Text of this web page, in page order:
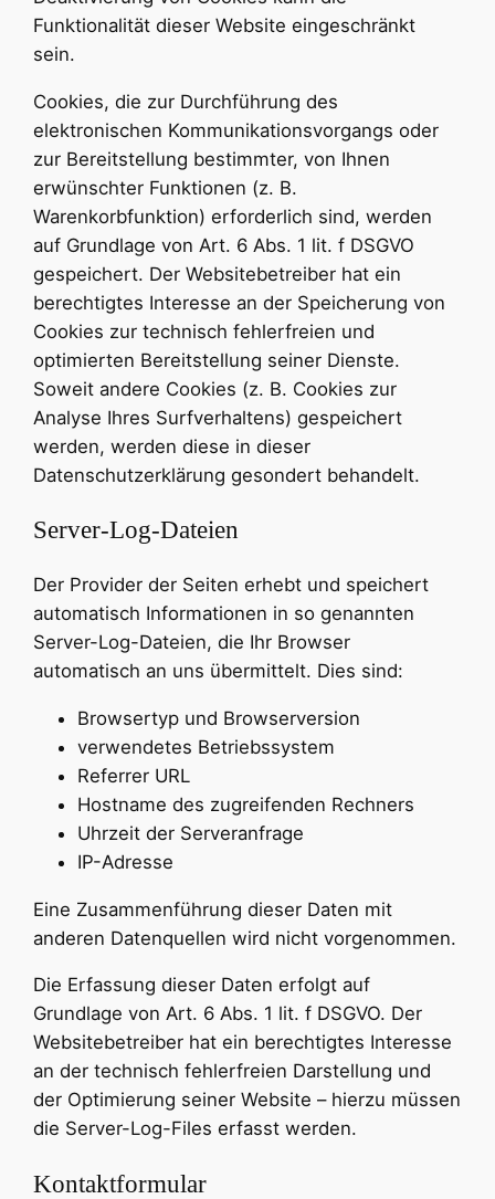
Funktionalität dieser Website eingeschränkt
sein.
Cookies, die zur Durchführung des
elektronischen Kommunikationsvorgangs oder
zur Bereitstellung bestimmter, von Ihnen
erwünschter Funktionen (z. B.
Warenkorbfunktion) erforderlich sind, werden
auf Grundlage von Art. 6 Abs. 1 lit. f DSGVO
gespeichert. Der Websitebetreiber hat ein
berechtigtes Interesse an der Speicherung von
Cookies zur technisch fehlerfreien und
optimierten Bereitstellung seiner Dienste.
Soweit andere Cookies (z. B. Cookies zur
Analyse Ihres Surfverhaltens) gespeichert
werden, werden diese in dieser
Datenschutzerklärung gesondert behandelt.
Server-Log-Dateien
Der Provider der Seiten erhebt und speichert
automatisch Informationen in so genannten
Server-Log-Dateien, die Ihr Browser
automatisch an uns übermittelt. Dies sind:
Browsertyp und Browserversion
verwendetes Betriebssystem
Referrer URL
Hostname des zugreifenden Rechners
Uhrzeit der Serveranfrage
IP-Adresse
Eine Zusammenführung dieser Daten mit
anderen Datenquellen wird nicht vorgenommen.
Die Erfassung dieser Daten erfolgt auf
Grundlage von Art. 6 Abs. 1 lit. f DSGVO. Der
Websitebetreiber hat ein berechtigtes Interesse
an der technisch fehlerfreien Darstellung und
der Optimierung seiner Website – hierzu müssen
die Server-Log-Files erfasst werden.
Kontaktformular